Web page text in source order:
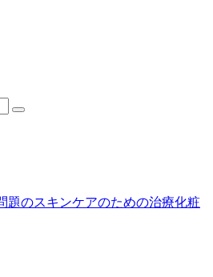
題のスキンケアのための治療化粧